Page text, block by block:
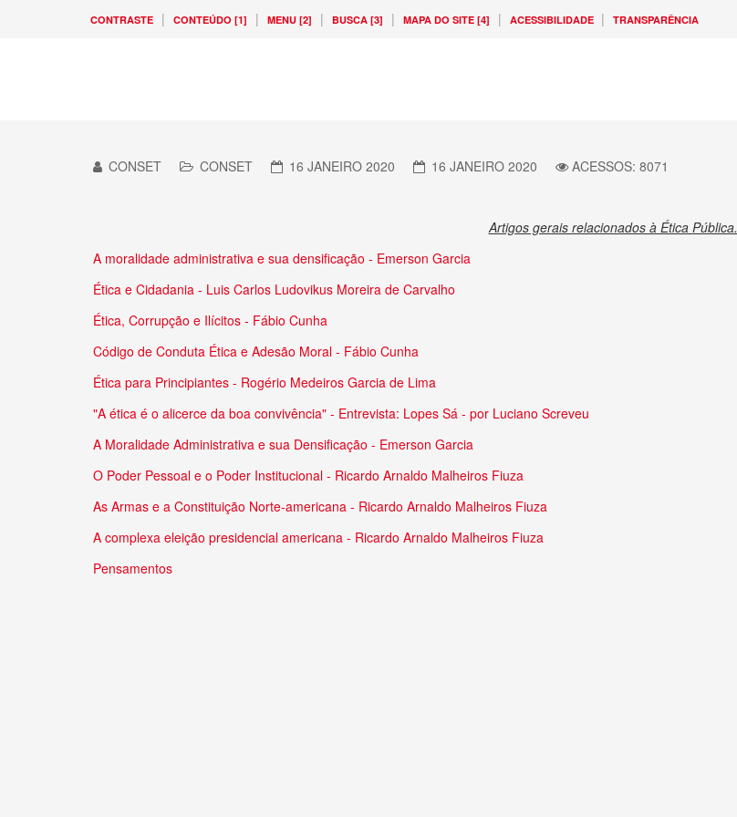
CONTRASTE | CONTEÚDO [1] | MENU [2] | BUSCA [3] | MAPA DO SITE [4] | ACESSIBILIDADE | TRANSPARÊNCIA
CONSET CONSET 16 JANEIRO 2020 16 JANEIRO 2020 ACESSOS: 8071
Artigos gerais relacionados à Ética Pública.
A moralidade administrativa e sua densificação - Emerson Garcia
Ética e Cidadania - Luis Carlos Ludovikus Moreira de Carvalho
Ética, Corrupção e Ilícitos - Fábio Cunha
Código de Conduta Ética e Adesão Moral - Fábio Cunha
Ética para Principiantes - Rogério Medeiros Garcia de Lima
"A ética é o alicerce da boa convivência" - Entrevista: Lopes Sá - por Luciano Screveu
A Moralidade Administrativa e sua Densificação - Emerson Garcia
O Poder Pessoal e o Poder Institucional - Ricardo Arnaldo Malheiros Fiuza
As Armas e a Constituição Norte-americana - Ricardo Arnaldo Malheiros Fiuza
A complexa eleição presidencial americana - Ricardo Arnaldo Malheiros Fiuza
Pensamentos